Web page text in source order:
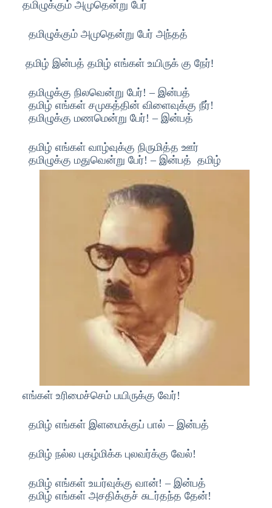
தமிழுக்கும் அமுதென்று பேர்
தமிழுக்கும் அமுதென்று பேர் அந்தத்
தமிழ் இன்பத் தமிழ் எங்கள் உயிருக் கு நேர்!
தமிழுக்கு நிலவென்று பேர்! – இன்பத்
தமிழ் எங்கள் சமுகத்தின் விளைவுக்கு நீர்!
தமிழுக்கு மணமென்று பேர்! – இன்பத்
தமிழ் எங்கள் வாழ்வுக்கு நிருமித்த ஊர்
தமிழுக்கு மதுவென்று பேர்! – இன்பத் தமிழ்
எங்கள் உரிமைச்செம் பயிருக்கு வேர்!
தமிழ் எங்கள் இளமைக்குப் பால் – இன்பத்
தமிழ் நல்ல புகழ்மிக்க புலவர்க்கு வேல்!
தமிழ் எங்கள் உயர்வுக்கு வான்! – இன்பத்
தமிழ் எங்கள் அசதிக்குச் சுடர்தந்த தேன்!